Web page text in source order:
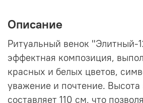
Описание
Ритуальный венок "Элитный-
эффектная композиция,
красных и белых цветов,
уважение и почтение. Высота
составляет 110 см, что